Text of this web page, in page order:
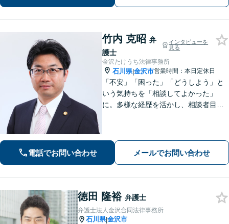
竹内 克昭 弁
護士
インタビューを
見る
金沢たけうち法律事務所
石川県|金沢市営業時間：本日定休日
「不安」「困った」「どうしよう」と
いう気持ちを「相談してよかった」
に。多様な経歴を活かし、相談者目線
【初回３０分間相談無料】
電話でお問い合わせ メールでお問い合わせ
徳田 隆裕 弁護士
弁護士法人金沢合同法律事務所
石川県|金沢市